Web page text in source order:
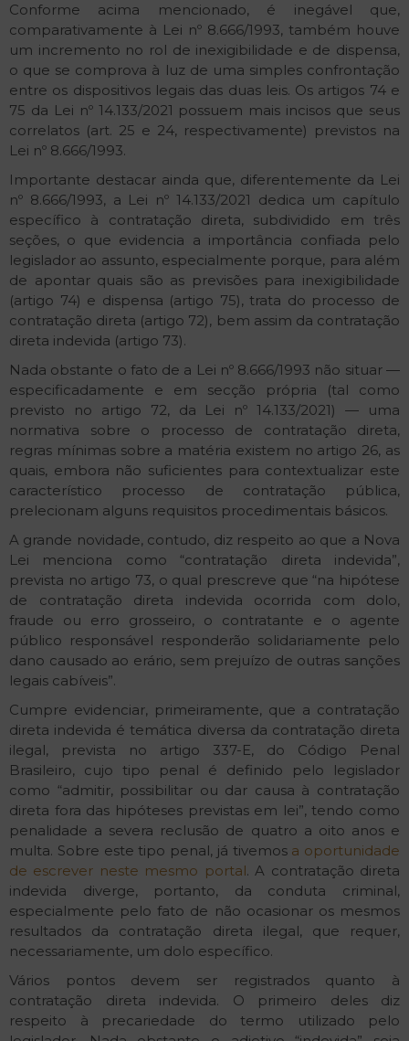
Conforme acima mencionado, é inegável que,
comparativamente à Lei nº 8.666/1993, também houve
um incremento no rol de inexigibilidade e de dispensa,
o que se comprova à luz de uma simples confrontação
entre os dispositivos legais das duas leis. Os artigos 74 e
75 da Lei nº 14.133/2021 possuem mais incisos que seus
correlatos (art. 25 e 24, respectivamente) previstos na
Lei nº 8.666/1993.
Importante destacar ainda que, diferentemente da Lei
nº 8.666/1993, a Lei nº 14.133/2021 dedica um capítulo
específico à contratação direta, subdividido em três
seções, o que evidencia a importância confiada pelo
legislador ao assunto, especialmente porque, para além
de apontar quais são as previsões para inexigibilidade
(artigo 74) e dispensa (artigo 75), trata do processo de
contratação direta (artigo 72), bem assim da contratação
direta indevida (artigo 73).
Nada obstante o fato de a Lei nº 8.666/1993 não situar —
especificadamente e em secção própria (tal como
previsto no artigo 72, da Lei nº 14.133/2021) — uma
normativa sobre o processo de contratação direta,
regras mínimas sobre a matéria existem no artigo 26, as
quais, embora não suficientes para contextualizar este
característico processo de contratação pública,
prelecionam alguns requisitos procedimentais básicos.
A grande novidade, contudo, diz respeito ao que a Nova
Lei menciona como “contratação direta indevida”,
prevista no artigo 73, o qual prescreve que “na hipótese
de contratação direta indevida ocorrida com dolo,
fraude ou erro grosseiro, o contratante e o agente
público responsável responderão solidariamente pelo
dano causado ao erário, sem prejuízo de outras sanções
legais cabíveis”.
Cumpre evidenciar, primeiramente, que a contratação
direta indevida é temática diversa da contratação direta
ilegal, prevista no artigo 337-E, do Código Penal
Brasileiro, cujo tipo penal é definido pelo legislador
como “admitir, possibilitar ou dar causa à contratação
direta fora das hipóteses previstas em lei”, tendo como
penalidade a severa reclusão de quatro a oito anos e
multa. Sobre este tipo penal, já tivemos a oportunidade
de escrever neste mesmo portal. A contratação direta
indevida diverge, portanto, da conduta criminal,
especialmente pelo fato de não ocasionar os mesmos
resultados da contratação direta ilegal, que requer,
necessariamente, um dolo específico.
Vários pontos devem ser registrados quanto à
contratação direta indevida. O primeiro deles diz
respeito à precariedade do termo utilizado pelo